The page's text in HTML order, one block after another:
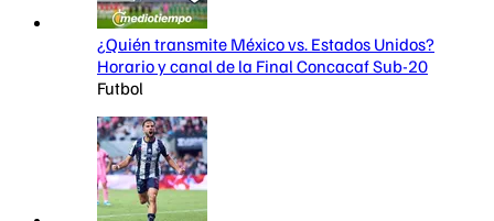
¿Quién transmite México vs. Estados Unidos?
Horario y canal de la Final Concacaf Sub-20
Futbol